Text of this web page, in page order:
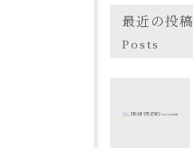
最近の投稿
Posts